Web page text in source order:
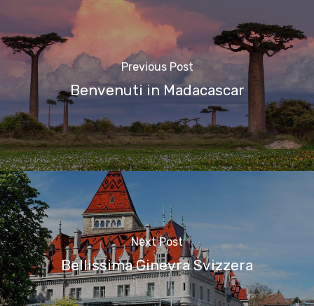
Previous Post
Benvenuti in Madacascar
Next Post
Bellissima Ginevra Svizzera